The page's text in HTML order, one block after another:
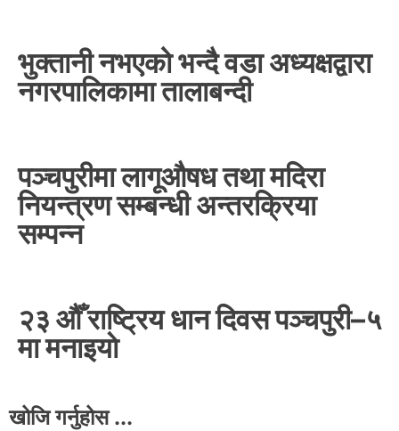
भुक्तानी नभएको भन्दै वडा अध्यक्षद्वारा
नगरपालिकामा तालाबन्दी
पञ्चपुरीमा लागूऔषध तथा मदिरा
नियन्त्रण सम्बन्धी अन्तरक्रिया
सम्पन्न
२३ औँ राष्ट्रिय धान दिवस पञ्चपुरी–५
मा मनाइयाे
खोजि गर्नुहोस ...